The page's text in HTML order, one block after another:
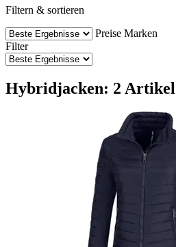
Filtern & sortieren
Preise Marken
Filter
Hybridjacken: 2 Artikel